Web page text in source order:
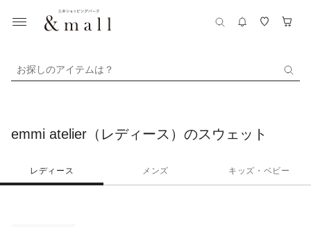
お探しのアイテムは？
emmi atelier（レディース）のスウェット
レディース メンズ キッズ・ベビー